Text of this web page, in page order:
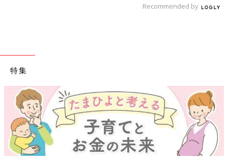
Recommended by
特集